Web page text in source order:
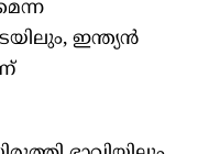
ഇന്ത്യൻ